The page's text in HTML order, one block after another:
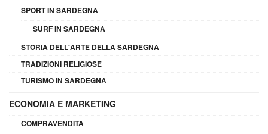
SPORT IN SARDEGNA
SURF IN SARDEGNA
STORIA DELL'ARTE DELLA SARDEGNA
TRADIZIONI RELIGIOSE
TURISMO IN SARDEGNA
ECONOMIA E MARKETING
COMPRAVENDITA